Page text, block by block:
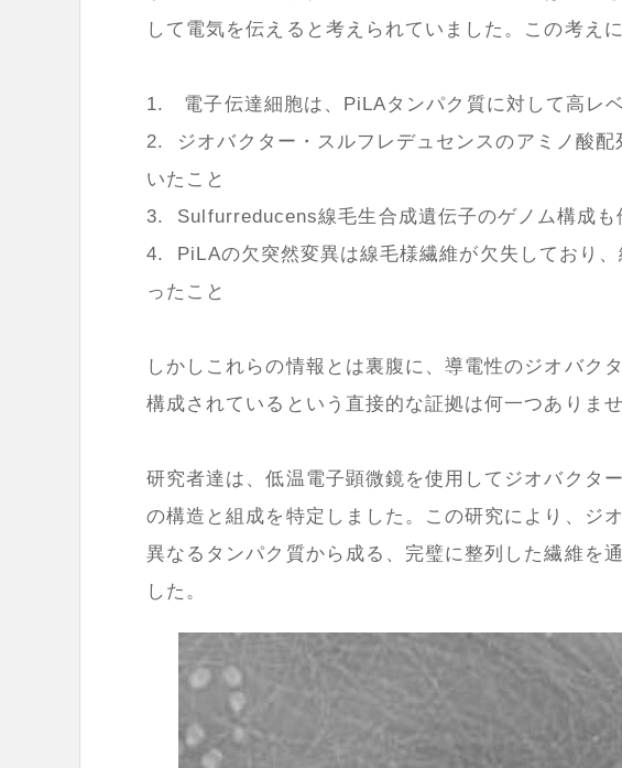
して電気を伝えると考えられていました。この考え
1. 電子伝達細胞は、PiLAタンパク質に対して高レ
2. ジオバクター・スルフレデュセンスのアミノ酸配
いたこと
3. Sulfurreducens線毛生合成遺伝子のゲノム構成も
4. PiLAの欠突然変異は線毛様繊維が欠失しており
ったこと
しかしこれらの情報とは裏腹に、導電性のジオバク
構成されているという直接的な証拠は何一つありませ
研究者達は、低温電子顕微鏡を使用してジオバクタ
の構造と組成を特定しました。この研究により、ジ
異なるタンパク質から成る、完璧に整列した繊維を
した。